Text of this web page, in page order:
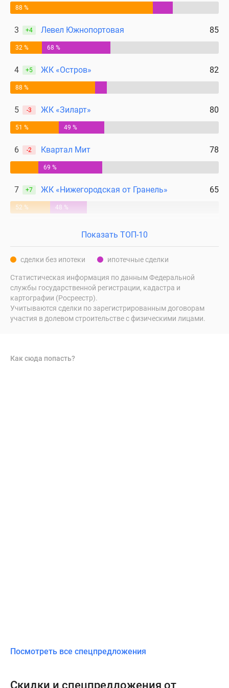
88 %
3 +4 Левел Южнопортовая 85
32 % 68 %
4 +5 ЖК «Остров» 82
88 %
5 -3 ЖК «Зиларт» 80
51 % 49 %
6 -2 Квартал Мит 78
69 %
7 +7 ЖК «Нижегородская от Гранель» 65
52 % 48 %
Показать ТОП-10
сделки без ипотеки ипотечные сделки
Статистическая информация по данным Федеральной
службы государственной регистрации, кадастра и
картографии (Росреестр).
Учитываются сделки по зарегистрированным договорам
участия в долевом строительстве с физическими лицами.
Как сюда попасть?
Посмотреть все спецпредложения
Скидки и спецпредложения от